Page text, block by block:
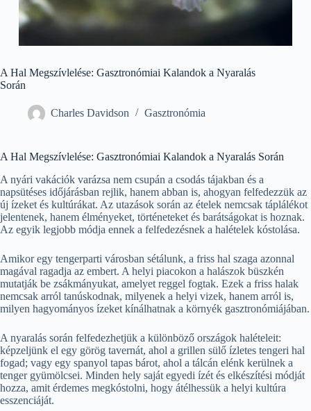
A Hal Megszívlelése: Gasztronómiai Kalandok a Nyaralás
Során
Charles Davidson Gasztronómia
A Hal Megszívlelése: Gasztronómiai Kalandok a Nyaralás Során
A nyári vakációk varázsa nem csupán a csodás tájakban és a
napsütéses időjárásban rejlik, hanem abban is, ahogyan felfedezzük az
új ízeket és kultúrákat. Az utazások során az ételek nemcsak táplálékot
jelentenek, hanem élményeket, történeteket és barátságokat is hoznak.
Az egyik legjobb módja ennek a felfedezésnek a halételek kóstolása.
Amikor egy tengerparti városban sétálunk, a friss hal szaga azonnal
magával ragadja az embert. A helyi piacokon a halászok büszkén
mutatják be zsákmányukat, amelyet reggel fogtak. Ezek a friss halak
nemcsak arról tanúskodnak, milyenek a helyi vizek, hanem arról is,
milyen hagyományos ízeket kínálhatnak a környék gasztronómiájában.
A nyaralás során felfedezhetjük a különböző országok halételeit:
képzeljünk el egy görög tavernát, ahol a grillen sülő ízletes tengeri hal
fogad; vagy egy spanyol tapas bárot, ahol a tálcán elénk kerülnek a
tenger gyümölcsei. Minden hely saját egyedi ízét és elkészítési módját
hozza, amit érdemes megkóstolni, hogy átélhessük a helyi kultúra
esszenciáját.